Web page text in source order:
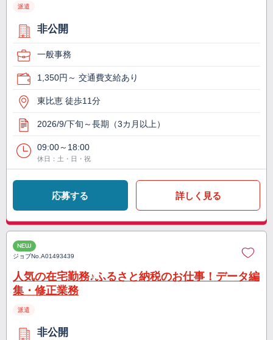
派遣
非公開
一般事務
1,350円～ 交通費支給あり
東比恵 徒歩11分
2026/9/下旬～長期（3カ月以上）
09:00～18:00
休日：土・日・祝
応募する 詳しく見る
NEW
ジョブNo.A01493439
人気の在宅勤務♪ふるさと納税のお仕事！データ編
集・修正業務
派遣
非公開